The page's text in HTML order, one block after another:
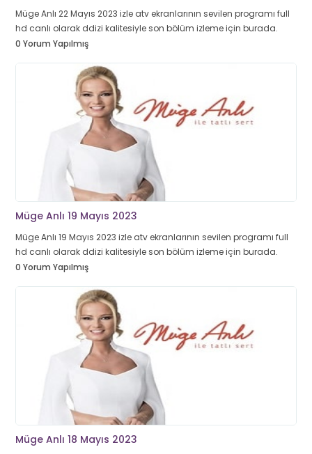
Müge Anlı 22 Mayıs 2023 izle atv ekranlarının sevilen programı full
hd canlı olarak ddizi kalitesiyle son bölüm izleme için burada.
0 Yorum Yapılmış
Müge Anlı 19 Mayıs 2023
Müge Anlı 19 Mayıs 2023 izle atv ekranlarının sevilen programı full
hd canlı olarak ddizi kalitesiyle son bölüm izleme için burada.
0 Yorum Yapılmış
Müge Anlı 18 Mayıs 2023